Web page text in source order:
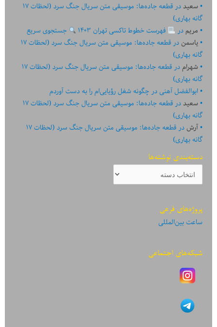
سعیددر
قطعه جاده‌ها: موسیقی متن سریال جنگ سرد (لحظات ۱۷
گانه بهاری)
مریمدر فهرست خطوط تاکسی تهران ۱۴۰۳
جستجوی سریع
یاسمندر
قطعه جاده‌ها: موسیقی متن سریال جنگ سرد (لحظات ۱۷
گانه بهاری)
شهرامدر
قطعه جاده‌ها: موسیقی متن سریال جنگ سرد (لحظات ۱۷
گانه بهاری)
ابوالفضل آهنیدرچگونه شغل رؤیایی‌ام را به دست آوردم
سعیددر
قطعه جاده‌ها: موسیقی متن سریال جنگ سرد (لحظات ۱۷
گانه بهاری)
آرشدر
قطعه جاده‌ها: موسیقی متن سریال جنگ سرد (لحظات ۱۷
گانه بهاری)
دسته‌بندی نوشته‌ها
دسته‌بندی
نوشته‌ها
پروژه‌های فرعی
ساعت بین‌المللی
شبکه‌های اجتماعی